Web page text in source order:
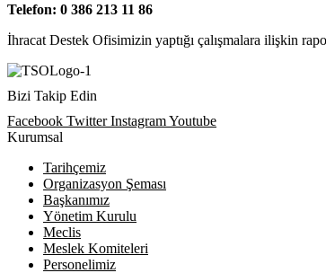
Telefon: 0 386 213 11 86
İhracat Destek Ofisimizin yaptığı çalışmalara ilişkin
Bizi Takip Edin
Facebook Twitter InstagramYoutube
Kurumsal
Tarihçemiz
Organizasyon Şeması
Başkanımız
Yönetim Kurulu
Meclis
Meslek Komiteleri
Personelimiz